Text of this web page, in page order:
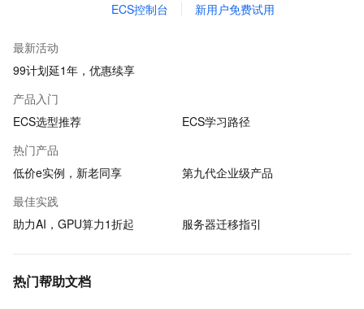
ECS控制台 新用户免费试用
最新活动
99计划延1年，优惠续享
产品入门
ECS选型推荐
ECS学习路径
热门产品
低价e实例，新老同享
第九代企业级产品
最佳实践
助力AI，GPU算力1折起
服务器迁移指引
热门帮助文档